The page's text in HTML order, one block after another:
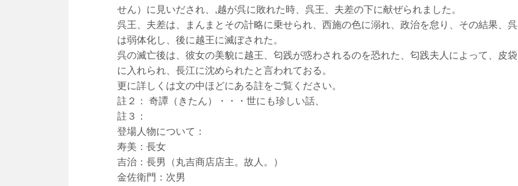
せん）に見いだされ、,越が呉に敗れた時、呉王、夫差の下に献ぜられました。
呉王、夫差は、まんまとその計略に乗せられ、西施の色に溺れ、政治を怠り、その結果、呉
は弱体化し、後に越王に滅ぼされた。
呉の滅亡後は、彼女の美貌に越王、匂践が惑わされるのを恐れた、匂践夫人によって、皮袋
に入れられ、長江に沈められたと言われておる。
更に詳しくは文の中ほどにある註をご覧ください。
註２： 奇譚（きたん）・・・世にも珍しい話、
註３：
登場人物について：
寿美：長女
吉治：長男（丸吉商店店主。故人。）
金佐衛門：次男